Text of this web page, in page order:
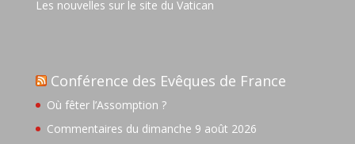
Les nouvelles sur le site du Vatican
Conférence des Evêques de France
Où fêter l’Assomption ?
Commentaires du dimanche 9 août 2026